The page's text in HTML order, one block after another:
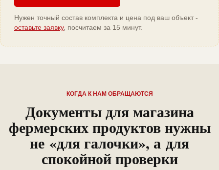
Нужен точный состав комплекта и цена под ваш объект -
оставьте заявку, посчитаем за 15 минут.
КОГДА К НАМ ОБРАЩАЮТСЯ
Документы для магазина
фермерских продуктов нужны
не «для галочки», а для
спокойной проверки